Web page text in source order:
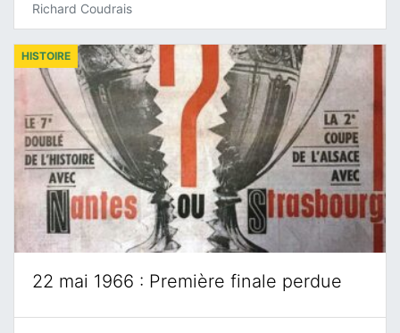
Richard Coudrais
22 mai 1966 : Première finale perdue
HISTOIRE